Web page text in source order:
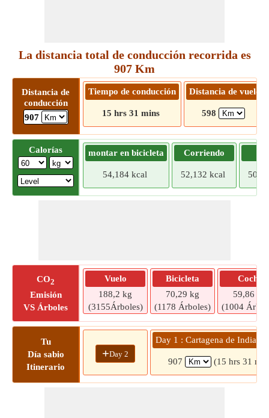
La distancia total de conducción recorrida es
907 Km
Distancia de
conducción
907
Tiempo de conducción
15 hrs 31 mins
Distancia de vuelo
598
Calorías montar en bicicleta
54,184 kcal
Corriendo
52,132 kcal
CO2
Emisión
VS Árboles
Vuelo
188,2 kg
(3155Árboles)
Bicicleta
70,29 kg
(1178 Árboles)
Coche
59,86 kg
(1004
Tu
Día sabio
Itinerario
+Day 2
Day 1 : Cartagena de Indias
907 (15 hrs 31